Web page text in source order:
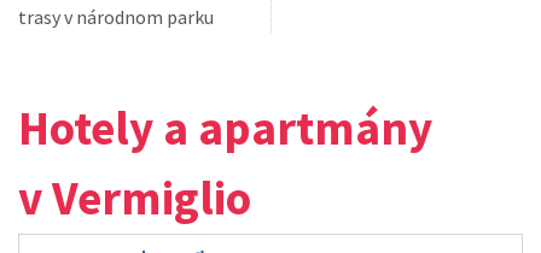
trasy v národnom parku
Hotely a apartmány
v Vermiglio